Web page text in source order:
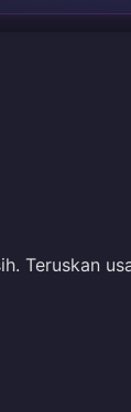
Teruskan